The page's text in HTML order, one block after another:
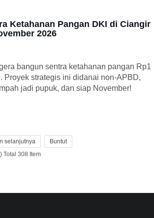
Ketahanan Pangan DKI di Ciangir
2026
bangun sentra ketahanan pangan Rp1
Proyek strategis ini didanai non-APBD,
jadi pupuk, dan siap November!
selanjutnya
Buntut
Total 308 Item